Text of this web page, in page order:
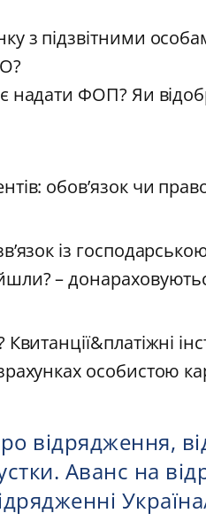
з підзвітними
надати ФОП? Яи
обов’язок чи
із
–
особистою
відрядження,
Аванс на